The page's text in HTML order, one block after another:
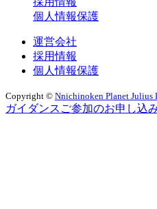
個人情報保護
運営会社
採用情報
個人情報保護
Copyright © Nnichinoken Planet Julius
ガイダンスご参加のお申し込